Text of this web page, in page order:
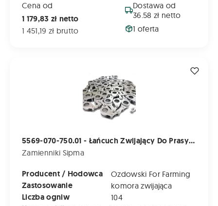
Cena od
1 179,83 zł netto
1 451,19 zł brutto
Dostawa od
36.58 zł netto
1 oferta
5569-070-750.01 - Łańcuch Zwijający Do Prasy Sipma Z-569, Z-569-1
Zamienniki Sipma
Producent / Hodowca Ozdowski For Farming
Zastosowanie komora zwijająca
Liczba ogniw 104